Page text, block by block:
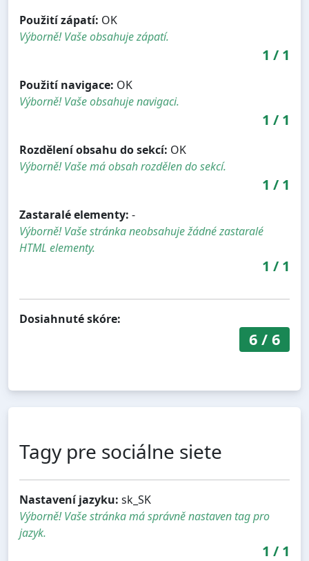
Použití zápatí: OK
Výborně! Vaše obsahuje zápatí.
1 / 1
Použití navigace: OK
Výborně! Vaše obsahuje navigaci.
1 / 1
Rozdělení obsahu do sekcí: OK
Výborně! Vaše má obsah rozdělen do sekcí.
1 / 1
Zastaralé elementy: -
Výborně! Vaše stránka neobsahuje žádné zastaralé
HTML elementy.
1 / 1
Dosiahnuté skóre:
6/ 6
Tagy pre sociálne siete
Nastavení jazyku: sk_SK
Výborně! Vaše stránka má správně nastaven tag pro
jazyk.
1 / 1